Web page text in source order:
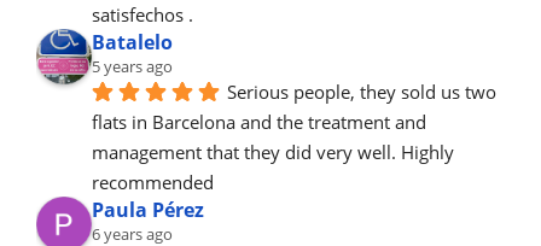
satisfechos .
Batalelo
5 years ago
Serious people, they sold us two
flats in Barcelona and the treatment and
management that they did very well. Highly
recommended
Paula Pérez
6 years ago